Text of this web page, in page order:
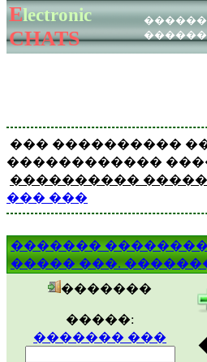
Electronic
CHATS
����
�������
WEB - ���
��� ����������
������������
����������
��� ���
�������
����� ���.
�������
�����:
������� ���